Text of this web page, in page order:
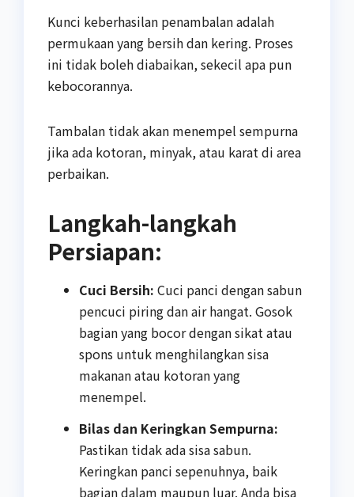
Kunci keberhasilan penambalan adalah
permukaan yang bersih dan kering. Proses
ini tidak boleh diabaikan, sekecil apa pun
kebocorannya.
Tambalan tidak akan menempel sempurna
jika ada kotoran, minyak, atau karat di area
perbaikan.
Langkah-langkah
Persiapan:
Cuci Bersih: Cuci panci dengan sabun
pencuci piring dan air hangat. Gosok
bagian yang bocor dengan sikat atau
spons untuk menghilangkan sisa
makanan atau kotoran yang
menempel.
Bilas dan Keringkan Sempurna:
Pastikan tidak ada sisa sabun.
Keringkan panci sepenuhnya, baik
bagian dalam maupun luar. Anda bisa